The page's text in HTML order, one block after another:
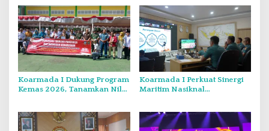
Masyarakat di Kampung
Wongdama
Koarmada I Dukung Program
Kemas 2026, Tanamkan Nilai
Koarmada I Perkuat Sinergi
Maritim Nasiknal
Laut Natuna Utara